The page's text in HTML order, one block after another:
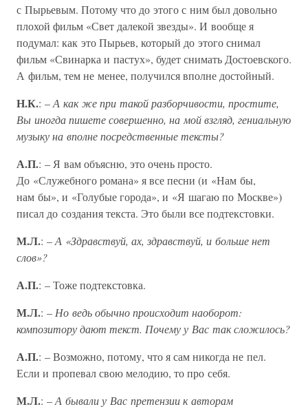
с Пырьевым. Потому что до этого с ним был довольно
плохой фильм «Свет далекой звезды». И вообще я
подумал: как это Пырьев, который до этого снимал
фильм «Свинарка и пастух», будет снимать Достоевского.
А фильм, тем не менее, получился вполне достойный.
Н.К.: –А как же при такой разборчивости, простите,
Вы иногда пишете совершенно, на мой взгляд, гениальную
музыку на вполне посредственные тексты?
А.П.: – Я вам объясню, это очень просто.
До «Служебного романа» я все песни (и «Нам бы,
нам бы», и «Голубые города», и «Я шагаю по Москве»)
писал до создания текста. Это были все подтекстовки.
М.Л.: –А «Здравствуй, ах, здравствуй, и больше нет
слов»?
А.П.: – Тоже подтекстовка.
М.Л.: – Но ведь обычно происходит наоборот:
композитору дают текст. Почему у Вас так сложилось?
А.П.: – Возможно, потому, что я сам никогда не пел.
Если и пропевал свою мелодию, то про себя.
М.Л.: –А бывали у Вас претензии к авторам